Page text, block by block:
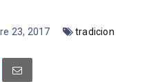
23, 2017 tradicion